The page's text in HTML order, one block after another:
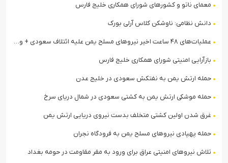
معمای ناتو و کشورهای شورای همکاری خلیج فارس
دانش نظامی: ناوشکن کلاس آرلی بورک
عملیات‌های ۴۸ ساعت اخیر نیروهای مسلح یمن علیه ائتلاف سعودی + ویدیو
بازآرایی امنیتی شورای همکاری خلیج فارس
حمله ارتش یمن به نفتکش سعودی در خلیج عدن
حمله موشکی ارتش یمن به کشتی سعودی در شمال دریای سرخ
غرق شدن اولین کشتی متخلف بدست نیروی دریایی ارتش یمن
حمله پهپادی نیروهای مسلح یمن به فرودگاه نجران
تلاش نیروهای امنیتی عراق برای ورود به مقر مقاومت در حومه بغداد